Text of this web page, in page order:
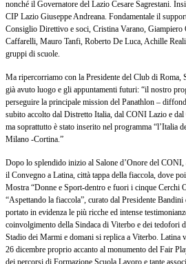
nonché il Governatore del Lazio Cesare Sagrestani.
CIP Lazio Giuseppe Andreana. Fondamentale il
Consiglio Direttivo e soci, Cristina Varano, Giampiero
Caffarelli, Mauro Tanfi, Roberto De Luca, Achille
gruppi di scuole.
Ma ripercorriamo con la Presidente del Club di Roma,
già avuto luogo e gli appuntamenti futuri: “il nostro
perseguire la principale mission del Panathlon –
subito accolto dal Distretto Italia, dal CONI Lazio e
ma soprattutto è stato inserito nel programma “l’Italia
Milano -Cortina.”
Dopo lo splendido inizio al Salone d’Onore del
il Convegno a Latina, città tappa della fiaccola, dove
Mostra “Donne e Sport-dentro e fuori i cinque Cerchi
“Aspettando la fiaccola”, curato dal Presidente
portato in evidenza le più ricche ed intense
coinvolgimento della Sindaca di Viterbo e dei tedofori
Stadio dei Marmi e domani si replica a Viterbo. Latina
26 dicembre proprio accanto al monumento del Fair